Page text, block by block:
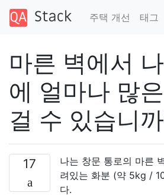
주택 개선 태그
마른 벽에서
에 얼마나 많
걸 수 있습니
17
나는 창문 통로의 마른
려있는 화분 (약 5kg /
다.